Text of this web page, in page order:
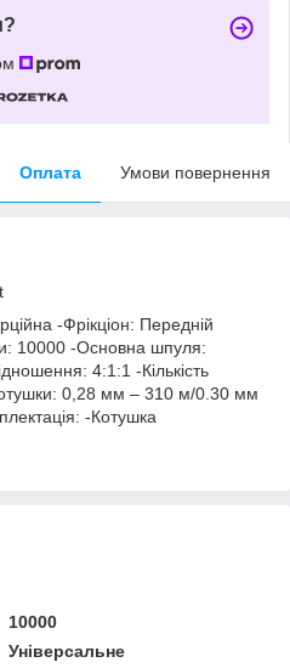
Оплата Умови повернення
-Фрікціон: Передній
10000 -Основна шпуля:
4:1:1 -Кількість
0,28 мм – 310 м/0.30 мм
-Котушка
10000
Універсальне